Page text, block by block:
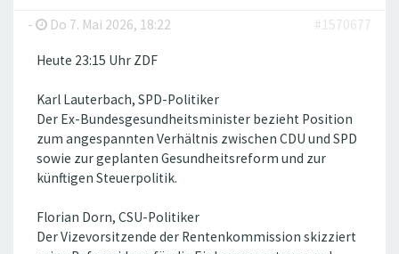
-
Do 7. Mai 2026, 18:22 #1570677
Heute 23:15 Uhr ZDF
Karl Lauterbach, SPD-Politiker
Der Ex-Bundesgesundheitsminister bezieht Position
zum angespannten Verhältnis zwischen CDU und SPD
sowie zur geplanten Gesundheitsreform und zur
künftigen Steuerpolitik.
Florian Dorn, CSU-Politiker
Der Vizevorsitzende der Rentenkommission skizziert